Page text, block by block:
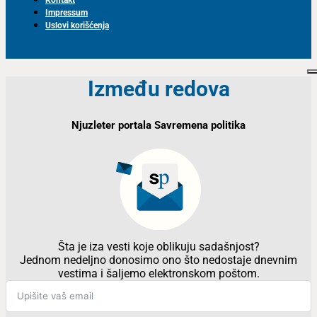
Impressum
Uslovi korišćenja
Između redova
Njuzleter portala Savremena politika
Šta je iza vesti koje oblikuju sadašnjost?
Jednom nedeljno donosimo ono što nedostaje dnevnim
vestima i šaljemo elektronskom poštom.